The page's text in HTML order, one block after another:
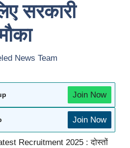
सरकारी
News Team
Join Now
Join Now
Recruitment 2025 : दोस्तों